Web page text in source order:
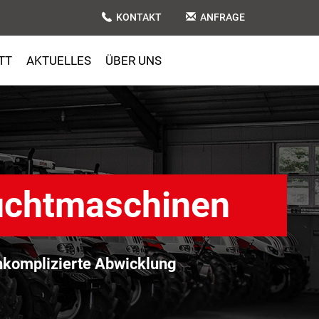
KONTAKT ANFRAGE
AKTUELLES ÜBER UNS
Abwicklung